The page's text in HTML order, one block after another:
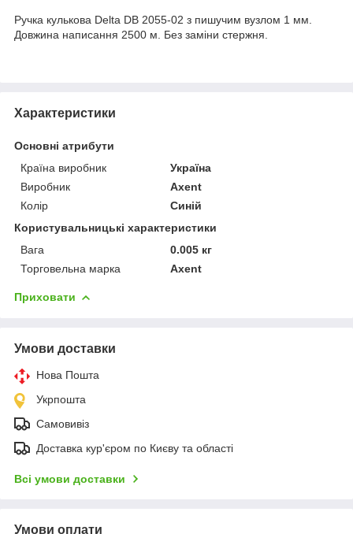
Ручка кулькова Delta DB 2055-02 з пишучим вузлом 1 мм.
Довжина написання 2500 м. Без заміни стержня.
Характеристики
Основні атрибути
Країна виробник
Україна
Виробник
Axent
Колір
Синій
Користувальницькі характеристики
Вага
0.005 кг
Торговельна марка
Axent
Приховати
Умови доставки
Нова Пошта
Укрпошта
Самовивіз
Доставка кур'єром по Києву та області
Всі умови доставки
Умови оплати